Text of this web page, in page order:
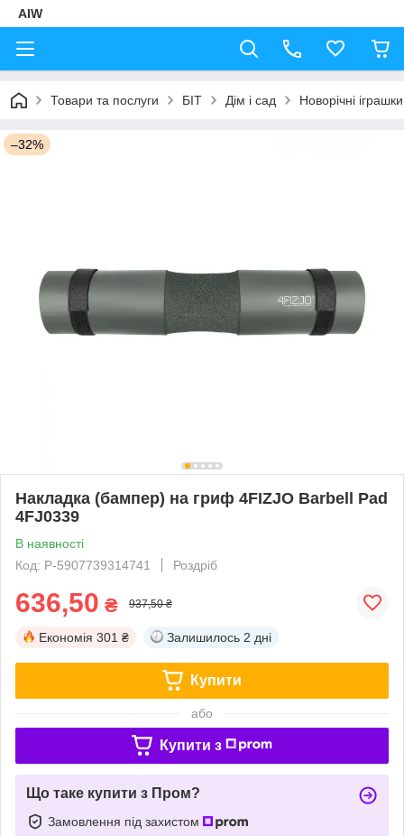
AIW
Товари та послуги БІТ Дім і сад Новорічні іграшки
–32%
Накладка (бампер) на гриф 4FIZJO Barbell Pad
4FJ0339
В наявності
Код: P-5907739314741
Роздріб
636,50 ₴ 937,50 ₴
Економія 301 ₴ Залишилось 2 дні
Купити
або
Купити з
Що таке купити з Пром?
Замовлення під захистом